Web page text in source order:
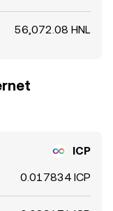
56,072.08 HNL
ICP
0.017834 ICP